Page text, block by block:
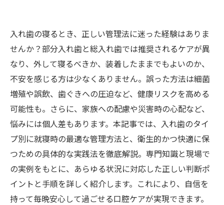
入れ歯の寝るとき、正しい管理法に迷った経験はありま
せんか？部分入れ歯と総入れ歯では推奨されるケアが異
なり、外して寝るべきか、装着したままでもよいのか、
不安を感じる方は少なくありません。誤った方法は細菌
増殖や誤飲、歯ぐきへの圧迫など、健康リスクを高める
可能性も。さらに、家族への配慮や災害時の心配など、
悩みには個人差もあります。本記事では、入れ歯のタイ
プ別に就寝時の最適な管理方法と、衛生的かつ快適に保
つための具体的な実践法を徹底解説。専門知識と現場で
の実例をもとに、あらゆる状況に対応した正しい判断ポ
イントと手順を詳しく紹介します。これにより、自信を
持って毎晩安心して過ごせる口腔ケアが実現できます。